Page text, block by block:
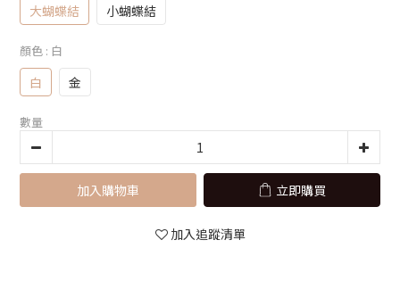
大蝴蝶結 小蝴蝶結
顏色 : 白
白 金
數量
加入購物車 立即購買
加入追蹤清單